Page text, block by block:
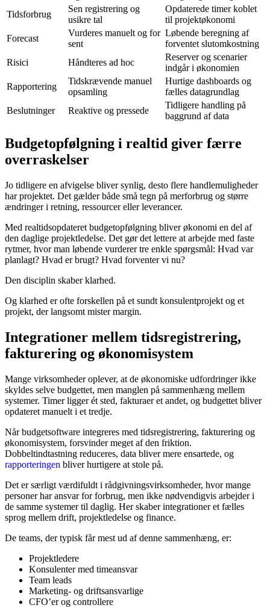
Tidsforbrug
Sen registrering og
usikre tal
Opdaterede timer koblet
til projektøkonomi
Forecast
Vurderes manuelt og for
sent
Løbende beregning af
forventet slutomkostning
Risici
Håndteres ad hoc
Reserver og scenarier
indgår i økonomien
Rapportering
Tidskrævende manuel
opsamling
Hurtige dashboards og
fælles datagrundlag
Beslutninger
Reaktive og pressede
Tidligere handling på
baggrund af data
Budgetopfølgning i realtid giver færre
overraskelser
Jo tidligere en afvigelse bliver synlig, desto flere handlemuligheder
har projektet. Det gælder både små tegn på merforbrug og større
ændringer i retning, ressourcer eller leverancer.
Med realtidsopdateret budgetopfølgning bliver økonomi en del af
den daglige projektledelse. Det gør det lettere at arbejde med faste
rytmer, hvor man løbende vurderer tre enkle spørgsmål: Hvad var
planlagt? Hvad er brugt? Hvad forventer vi nu?
Den disciplin skaber klarhed.
Og klarhed er ofte forskellen på et sundt konsulentprojekt og et
projekt, der langsomt mister margin.
Integrationer mellem tidsregistrering,
fakturering og økonomisystem
Mange virksomheder oplever, at de økonomiske udfordringer ikke
skyldes selve budgettet, men manglen på sammenhæng mellem
systemer. Timer ligger ét sted, fakturaer et andet, og budgettet bliver
opdateret manuelt i et tredje.
Når budgetsoftware integreres med tidsregistrering, fakturering og
økonomisystem, forsvinder meget af den friktion.
Dobbeltindtastning reduceres, data bliver mere ensartede, og
rapporteringen bliver hurtigere at stole på.
Det er særligt værdifuldt i rådgivningsvirksomheder, hvor mange
personer har ansvar for forbrug, men ikke nødvendigvis arbejder i
de samme systemer til daglig. Her skaber integrationer et fælles
sprog mellem drift, projektledelse og finance.
De teams, der typisk får mest ud af denne sammenhæng, er:
Projektledere
Konsulenter med timeansvar
Team leads
Marketing- og driftsansvarlige
CFO’er og controllere